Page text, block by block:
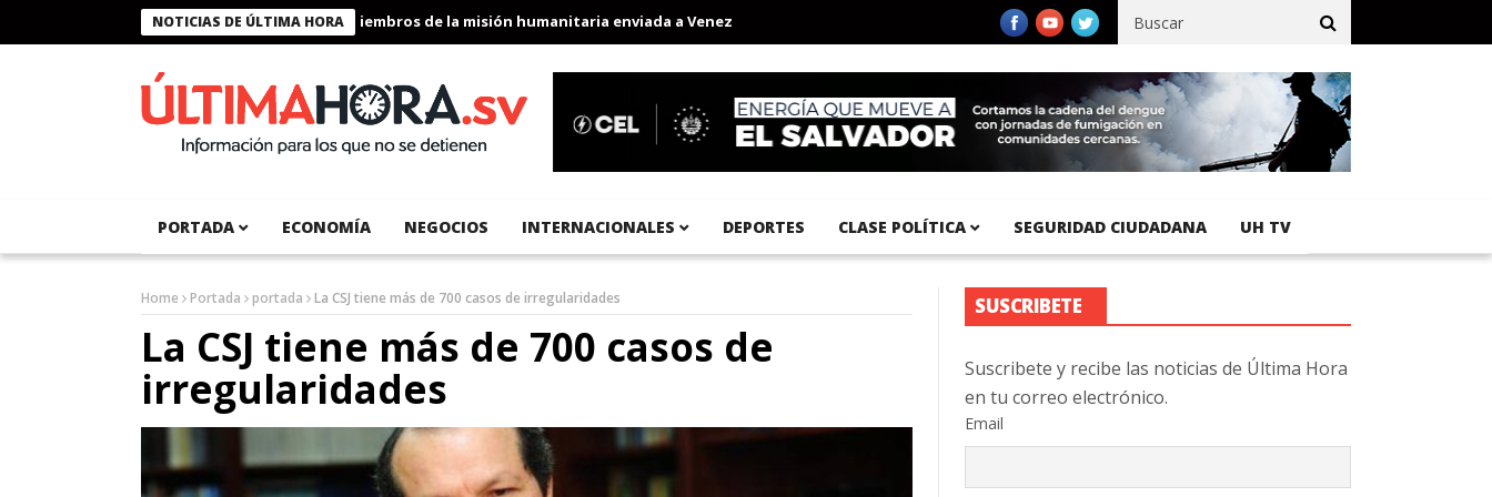
NOTICIAS DE ÚLTIMA HORA
Presidente Bukele condecora a miembros de la misión humanitaria enviada a Venezuela Aeropuerto Internacional del Pacífico registra 92 % de avance en obras de terracería
PORTADA ECONOMÍA NEGOCIOS INTERNACIONALES DEPORTES CLASE POLÍTICA SEGURIDAD CIUDADANA UH TV
Home Portada portada La CSJ tiene más de 700 casos de irregularidades
La CSJ tiene más de 700 casos de
irregularidades
SUSCRIBETE
Suscribete y recibe las noticias de Última Hora
en tu correo electrónico.
Email